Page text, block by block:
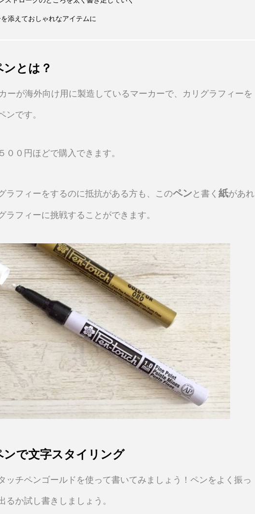
添えておしゃれなアイテムに
とは？
ーが海外向け用に製造しているマーカーで、カリグラフィーを
ンです。
００円ほどで購入できます。
ラフィーをするのに抵抗がある方も、このペン と書く 紙があれ
ラフィーに挑戦することができます。
で文字スタイリング
ッチペンゴールドを使って書いてみましょう！ペンをよく振っ
るか試し書きしましょう。